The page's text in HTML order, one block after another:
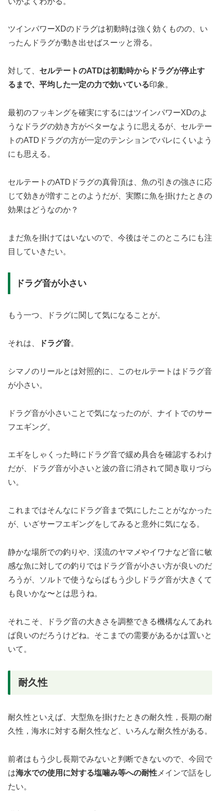
ツインパワーXDのドラグは初動時は強く効くものの、い
ったんドラグが動き出せばスーッと滑る。
対して、 セルテートのATDは初動時からドラグが停止す
るまで、平均した一定の力で効いている印象。
最初のフッキングを確実にするにはツインパワーXDのよ
うなドラグの効き方がベターなように思えるが、セルテー
トのATDドラグの方が一定のテンションでバレにくいよう
にも思える。
セルテートのATDドラグの真骨頂は、魚の引きの強さに応
じて効きが増すことのようだが、実際に魚を掛けたときの
効果はどうなのか？
まだ魚を掛けてはいないので、今後はそこのところにも注
目していきたい。
ドラグ音が小さい
もう一つ、ドラグに関して気になることが。
それは、 ドラグ音。
シマノのリールとは対照的に、このセルテートはドラグ音
が小さい。
ドラグ音が小さいことで気になったのが、ナイトでのサー
フエギング。
エギをしゃくった時にドラグ音で緩め具合を確認するわけ
だが、ドラグ音が小さいと波の音に消されて聞き取りづら
い。
これまではそんなにドラグ音まで気にしたことがなかった
が、いざサーフエギングをしてみると意外に気になる。
静かな場所での釣りや、渓流のヤマメやイワナなど音に敏
感な魚に対しての釣りではドラグ音が小さい方が良いのだ
ろうが、ソルトで使うならばもう少しドラグ音が大きくて
も良いかな〜とは思うね。
それこそ、ドラグ音の大きさを調整できる機構なんてあれ
ば良いのだろうけどね。そこまでの需要があるかは置いと
いて。
耐久性
耐久性といえば、大型魚を掛けたときの耐久性，長期の耐
久性，海水に対する耐久性など、いろんな耐久性がある。
前者はもう少し長期でみないと判断できないので、今回で
は海水での使用に対する塩噛み等への耐性 メインで話をし
たい。